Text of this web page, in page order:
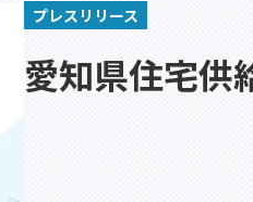
プレスリリース
愛知県住宅供